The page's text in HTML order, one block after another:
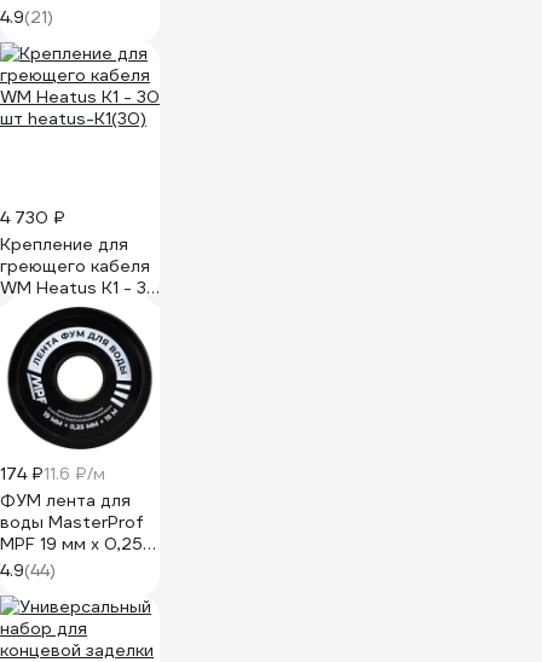
PTFE вода 6020
6020-04 008-
0548
4.9(21)
4 730 ₽
Крепление для
греющего кабеля
WM Heatus K1 - 30
шт heatus-K1(30)
174 ₽11.6 ₽/м
ФУМ лента для
воды MasterProf
MPF 19 мм x 0,25
мм x 15 м,
профессиональная
ИС.131432
4.9(44)